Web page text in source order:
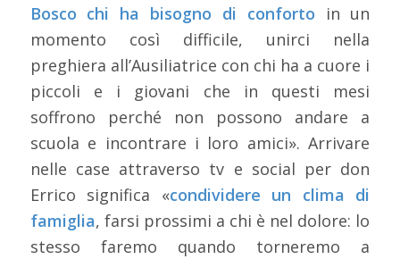
Bosco chi ha bisogno di conforto in un
momento così difficile, unirci nella
preghiera all’Ausiliatrice con chi ha a cuore i
piccoli e i giovani che in questi mesi
soffrono perché non possono andare a
scuola e incontrare i loro amici». Arrivare
nelle case attraverso tv e social per don
Errico significa «condividere un clima di
famiglia, farsi prossimi a chi è nel dolore: lo
stesso faremo quando torneremo a